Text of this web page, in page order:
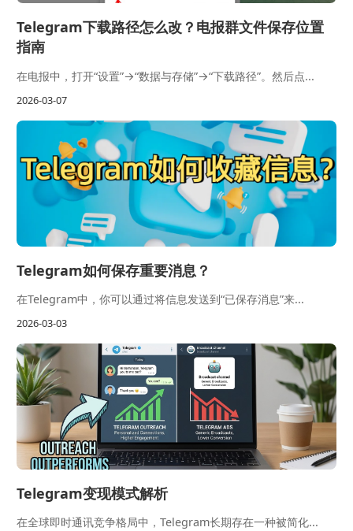
Telegram下载路径怎么改？电报群文件保存位置
指南
在电报中，打开“设置”→“数据与存储”→“下载路径”。然后点...
2026-03-07
Telegram如何保存重要消息？
在Telegram中，你可以通过将信息发送到“已保存消息”来...
2026-03-03
Telegram变现模式解析
在全球即时通讯竞争格局中，Telegram长期存在一种被简化...